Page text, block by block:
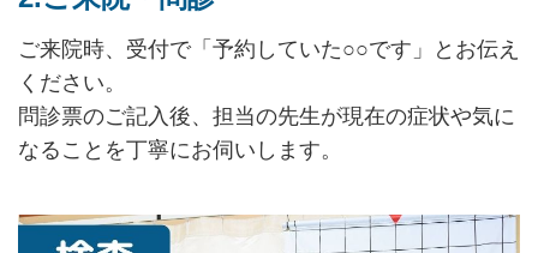
ご来院時、受付で「予約していた○○です」とお伝え
ください。
問診票のご記入後、担当の先生が現在の症状や気に
なることを丁寧にお伺いします。